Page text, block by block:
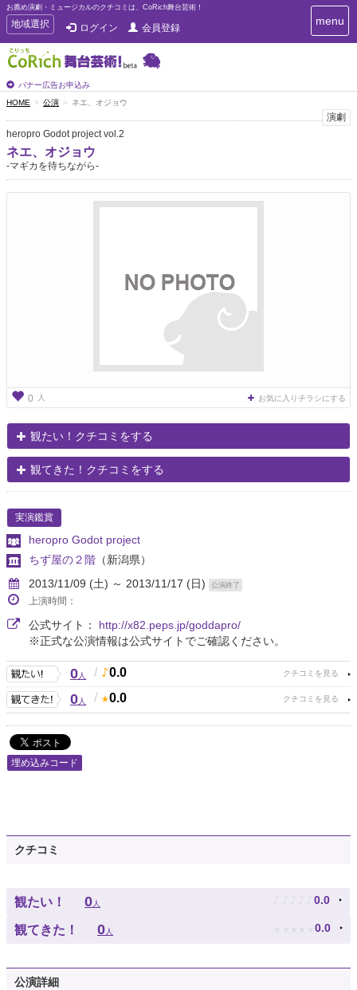
お薦め演劇・ミュージカルのクチコミは、CoRich舞台芸術！
T
o
g
g
e
n
a
v
i
g
a
地域選択 ログイン 会員登録
バナー広告お申込み
T
o
g
a
menu
HOME 公演 ネエ、オジョウ
演劇
heropro Godot project vol.2
ネエ、オジョウ
-マギカを待ちながら-
0 人 お気に入りチラシにする
観たい！クチコミをする
観てきた！クチコミをする
実演鑑賞
heropro Godot project
ちず屋の２階 （新潟県）
2013/11/09 (土) ～ 2013/11/17 (日)
公演終了
上演時間：
公式サイト： http://x82.peps.jp/goddapro/
※正式な公演情報は公式サイトでご確認ください。
0人 / 0.0
0人 / 0.0
埋め込みコード
クチコミ
観たい！ 0人 ♪ ♪ ♪ ♪ ♪ 0.0
観てきた！ 0人 ★ ★ ★ ★ ★ 0.0
公演詳細